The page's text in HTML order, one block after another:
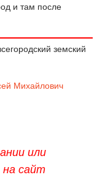
и там после
земский
Михайлович
или
на сайт